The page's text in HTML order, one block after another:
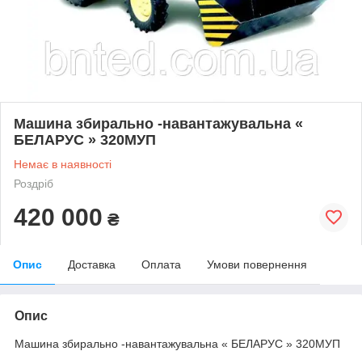
Машина збирально -навантажувальна «
БЕЛАРУС » 320МУП
Немає в наявності
Роздріб
420 000 ₴
Опис Доставка Оплата Умови повернення
Опис
Машина збирально -навантажувальна « БЕЛАРУС » 320МУП